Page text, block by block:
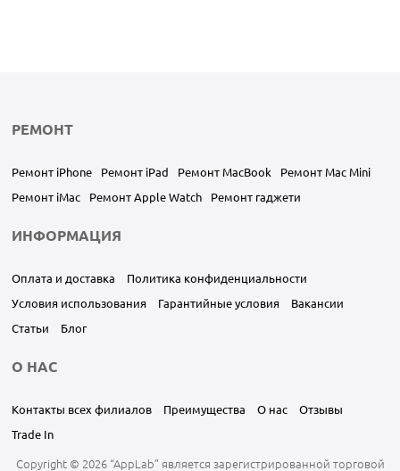
Copyright © 2026 “AppLab” является зарегистрированной торговой
РЕМОНТ
Ремонт iPhone Ремонт iPad Ремонт MacBook
Ремонт Mac Mini
Ремонт iMac
Ремонт Apple Watch Ремонт гаджети
ИНФОРМАЦИЯ
Оплата и доставка
Политика конфиденциальности
Условия использования
Гарантийные условия
Вакансии
Статьи
Блог
О НАС
Контакты всех филиалов Преимущества О нас
Отзывы
Trade In